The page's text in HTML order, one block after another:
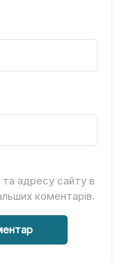
адресу сайту в
коментарів.